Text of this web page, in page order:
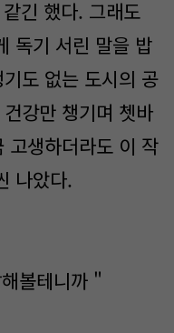
긴 했다. 그래도
독기 서린 말을 밥
도 없는 도시의 공
강만 챙기며 쳇바
고생하더라도 이 작
나았다.
볼테니까 "